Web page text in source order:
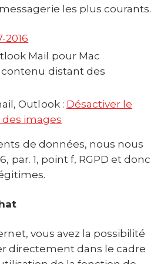
les plus courants.
2016
Mail pour Mac
contenu distant des
Outlook : Désactiver le
images
de données, nous nous
par. 1, point f, RGPD et donc
vous avez la possibilité
directement dans le cadre